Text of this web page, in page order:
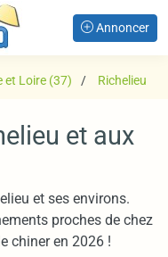
Annoncer
et Loire (37) Richelieu
et aux
et ses environs.
proches de chez
chiner en 2026 !